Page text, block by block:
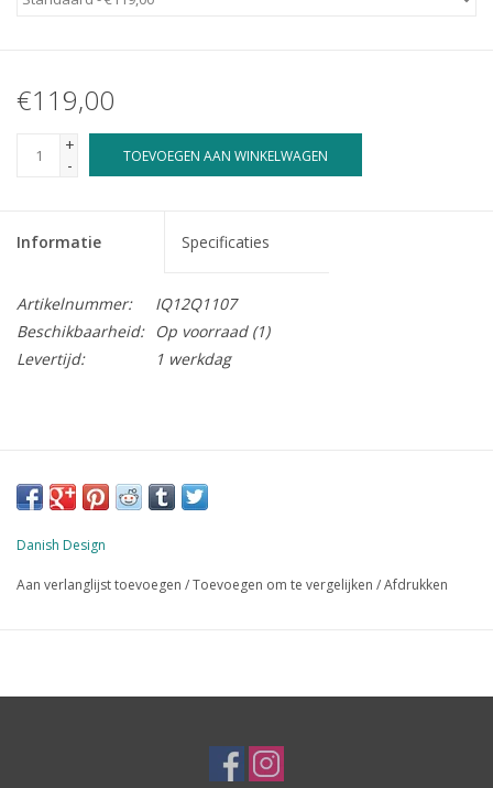
€119,00
+
-
TOEVOEGEN AAN WINKELWAGEN
Informatie Specificaties
Artikelnummer:
IQ12Q1107
Beschikbaarheid:
Op voorraad(1)
Levertijd:
1 werkdag
Danish Design
Aan verlanglijst toevoegen /Toevoegen om te vergelijken /Afdrukken